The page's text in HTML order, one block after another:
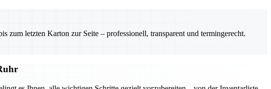
zum letzten Karton zur Seite – professionell, transparent und termingerecht.